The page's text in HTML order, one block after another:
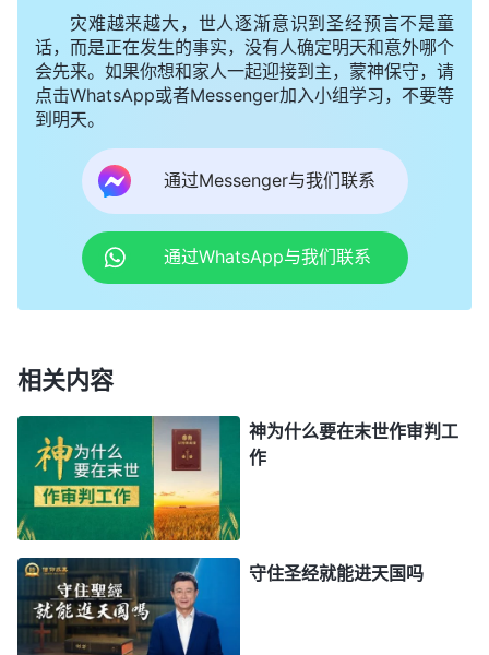
工作的内幕就是借着赐给人恩典、作人的赎罪祭、赦
免人的罪、征服人、成全人这几步工作而达到果效
的。”《话・卷一 神的显现与作工・恢复人的正常生活将
人带入美好的归宿之中》
三步，即耶和华
神作的律法时代的工作，主耶稣作的
恩典时代的救赎工作，以及末世全能神作的国度时代
的审判工作，这三步作工才是神拯救人类的全部经
营，神就是借着三步工作一步步把人类从撒但权下拯
作，也是败坏人类脱离罪、脱离撒但权势的必要过
下面我们根据神的话简单地把神的三步作工介绍
一下。我们先说说神拯救人类的第一步工作——律法
时代的工作。我们知道，在神没作律法时代的工作之
前，起初的人类什么都不懂，不知道敬拜神，也不知
道在地上怎么生活，他们常常犯罪得罪神，也不知道
是罪。为了让人类能远离罪恶，在地上有正常的生
灾难越来越大，世人逐渐意识到圣经预言不是童
话，而是正在发生的事实，没有人确定明天和意外哪个
会先来。如果你想和家人一起迎接到主，蒙神保守，请
点击WhatsApp或者Messenger加入小组学习，不要等
到明天。
通过Messenger与我们联系
通过WhatsApp与我们联系
相关内容
神为什么要在末世作审判工
作
守住圣经就能进天国吗